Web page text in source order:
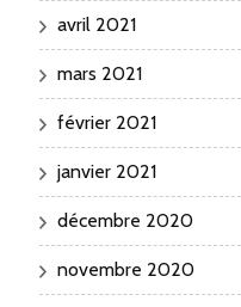
avril 2021
mars 2021
février 2021
janvier 2021
décembre 2020
novembre 2020